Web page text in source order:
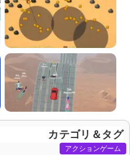
カテゴリ＆タグ
アクションゲーム